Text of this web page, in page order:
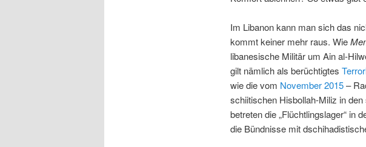
Im Libanon kann man sich das
kommt keiner mehr raus. Wie
libanesische Militär um Ain al-
gilt nämlich als berüchtigtes
wie die vom November 2015–
schiitischen Hisbollah-Miliz in
betreten die „Flüchtlingslager“ in
die Bündnisse mit